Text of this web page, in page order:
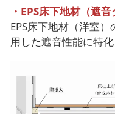
・EPS床下地材（遮音
EPS床下地材（洋室
用した遮音性能に特化